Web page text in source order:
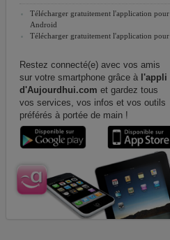
Télécharger gratuitement l'application pour
Android
Télécharger gratuitement l'application pour
Restez connecté(e) avec vos amis
sur votre smartphone grâce à l'appli
d'Aujourdhui.com et gardez tous
vos services, vos infos et vos outils
préférés à portée de main !